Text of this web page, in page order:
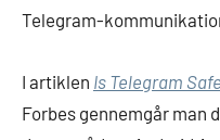
Telegram-
I artiklen Is Telegram
Forbes gennemgår man